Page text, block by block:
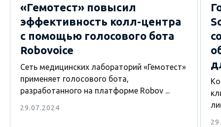
«Гемотест» повысил
эффективность колл-центра
с помощью голосового бота
Robovoice
Сеть медицинских лабораторий «Гемотест»
применяет голосового бота,
разработанного на платформе Robov ...
29.07.2024